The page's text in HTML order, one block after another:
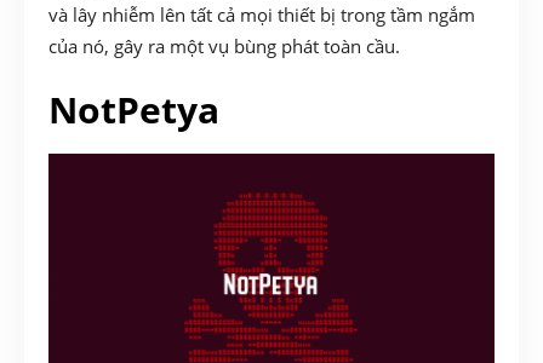
và lây nhiễm lên tất cả mọi thiết bị trong tầm ngắm
của nó, gây ra một vụ bùng phát toàn cầu.
NotPetya